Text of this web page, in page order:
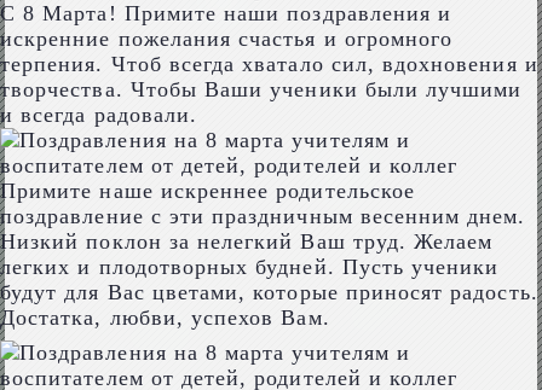
С 8 Марта! Примите наши поздравления и
искренние пожелания счастья и огромного
терпения. Чтоб всегда хватало сил, вдохновения и
творчества. Чтобы Ваши ученики были лучшими
и всегда радовали.
Примите наше искреннее родительское
поздравление с эти праздничным весенним днем.
Низкий поклон за нелегкий Ваш труд. Желаем
легких и плодотворных будней. Пусть ученики
будут для Вас цветами, которые приносят радость.
Достатка, любви, успехов Вам.